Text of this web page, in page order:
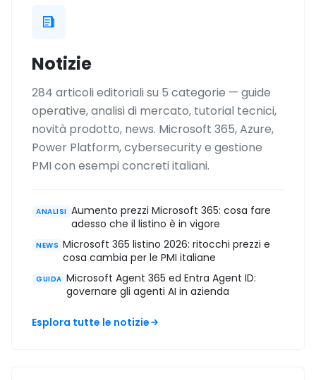
Notizie
284 articoli editoriali su 5 categorie — guide
operative, analisi di mercato, tutorial tecnici,
novità prodotto, news. Microsoft 365, Azure,
Power Platform, cybersecurity e gestione
PMI con esempi concreti italiani.
ANALISI Aumento prezzi Microsoft 365: cosa fare
adesso che il listino è in vigore
NEWS Microsoft 365 listino 2026: ritocchi prezzi e
cosa cambia per le PMI italiane
GUIDA Microsoft Agent 365 ed Entra Agent ID:
governare gli agenti AI in azienda
Esplora tutte le notizie